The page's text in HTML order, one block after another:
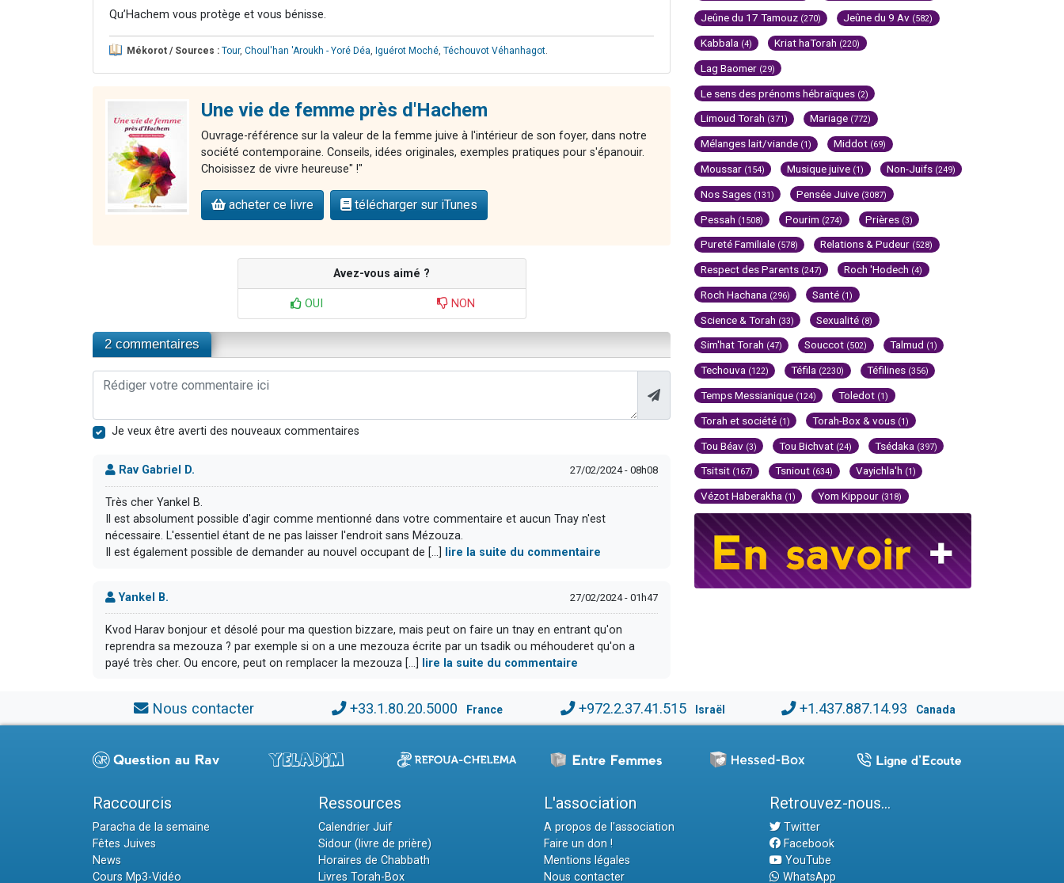
Qu’Hachem vous protège et vous bénisse.
Mékorot / Sources : Tour, Choul'han 'Aroukh - Yoré Déa Iguérot Moché Téchouvot Véhanhagot
Une vie de femme près d'Hachem
Ouvrage-référence sur la valeur de la femme juive à l'intérieur de son foyer, dans notre
société contemporaine. Conseils, idées originales, exemples pratiques pour s'épanouir.
Choisissez de vivre heureuse" !"
acheter ce livre télécharger sur iTunes
Avez-vous aimé ?
OUI NON
2 commentaires
Je veux être averti des nouveaux commentaires
Rav Gabriel D. 27/02/2024 - 08h08
Très cher Yankel B.
Il est absolument possible d'agir comme mentionné dans votre commentaire et aucun Tnay n'est
nécessaire. L'essentiel étant de ne pas laisser l'endroit sans Mézouza.
Il est également possible de demander au nouvel occupant de [...]
lire la suite du commentaire
Yankel B. 27/02/2024 - 01h47
Kvod Harav bonjour et désolé pour ma question bizzare, mais peut on faire un tnay en entrant qu'on
reprendra sa mezouza ? par exemple si on a une mezouza écrite par un tsadik ou méhouderet qu'on a
payé très cher. Ou encore, peut on remplacer la mezouza [...]
lire la suite du commentaire
Jeûne du 17 Tamouz (270) Jeûne du 9 Av (582)
Kabbala (4) Kriat haTorah (220)
Lag Baomer (29)
Le sens des prénoms hébraïques (2)
Limoud Torah (371) Mariage (772)
Mélanges lait/viande (1) Middot (69)
Moussar (154) Musique juive (1) Non-Juifs (249)
Nos Sages (131) Pensée Juive (3087)
Pessah (1508) Pourim (274) Prières (3)
Pureté Familiale (578) Relations & Pudeur (528)
Respect des Parents (247) Roch 'Hodech (4)
Roch Hachana (296) Santé (1)
Science & Torah (33) Sexualité (8)
Sim'hat Torah (47) Souccot (502) Talmud (1)
Techouva (122) Téfila (2230) Téfilines (356)
Temps Messianique (124) Toledot (1)
Torah et société (1) Torah-Box & vous (1)
Tou Béav (3) Tou Bichvat (24) Tsédaka (397)
Tsitsit (167) Tsniout (634) Vayichla'h (1)
Vézot Haberakha (1) Yom Kippour (318)
Nous contacter +33.1.80.20.5000 France +972.2.37.41.515 Israël +1.437.887.14.93 Canada
Raccourcis
Paracha de la semaine
Fêtes Juives
News
Cours Mp3-Vidéo
Ressources
Calendrier Juif
Sidour (livre de prière)
Horaires de Chabbath
Livres Torah-Box
L'association
A propos de l'association
Faire un don !
Mentions légales
Nous contacter
Retrouvez-nous...
Twitter
Facebook
YouTube
WhatsApp